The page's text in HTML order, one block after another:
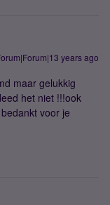
years ago
maar gelukkig
het niet !!!ook
voor je